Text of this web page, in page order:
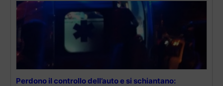
Perdono il controllo dell’auto e si schiantano: